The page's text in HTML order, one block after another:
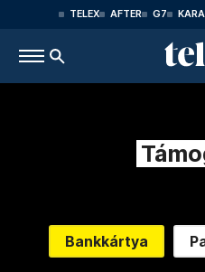
TELEX AFTER G7
Bankkártya